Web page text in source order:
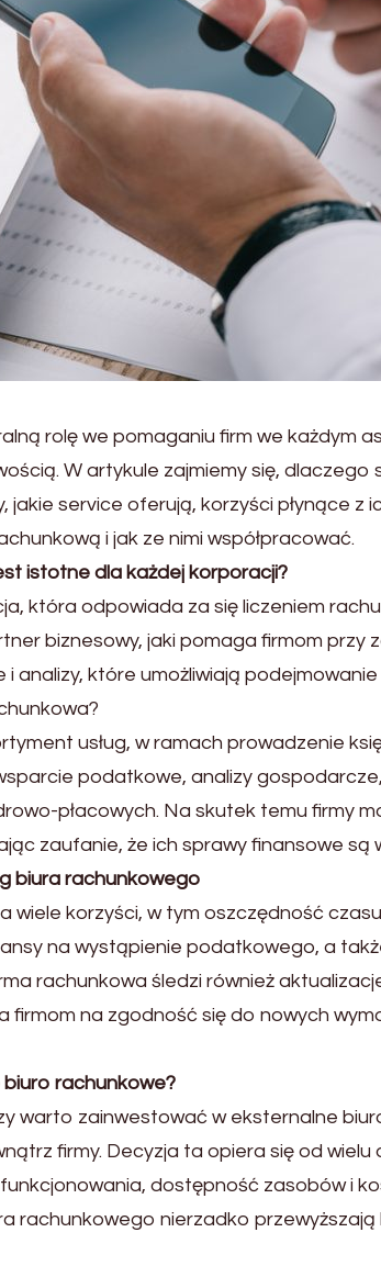
rolę we pomaganiu firm we każdym
W artykule zajmiemy się, dlaczego
service oferują, korzyści płynące z
i jak ze nimi współpracować.
istotne dla każdej korporacji?
która odpowiada za się liczeniem
biznesowy, jaki pomaga firmom przy
analizy, które umożliwiają
usług, w ramach prowadzenie
podatkowe, analizy
płacowych. Na skutek temu firmy
zaufanie, że ich sprawy finansowe są
biura rachunkowego
wiele korzyści, w tym oszczędność
na wystąpienie podatkowego, a
rachunkowa śledzi również
firmom na zgodność się do nowych
rachunkowe?
warto zainwestować w eksternalne
firmy. Decyzja ta opiera się od
dostępność zasobów i
rachunkowego nierzadko przewyższają